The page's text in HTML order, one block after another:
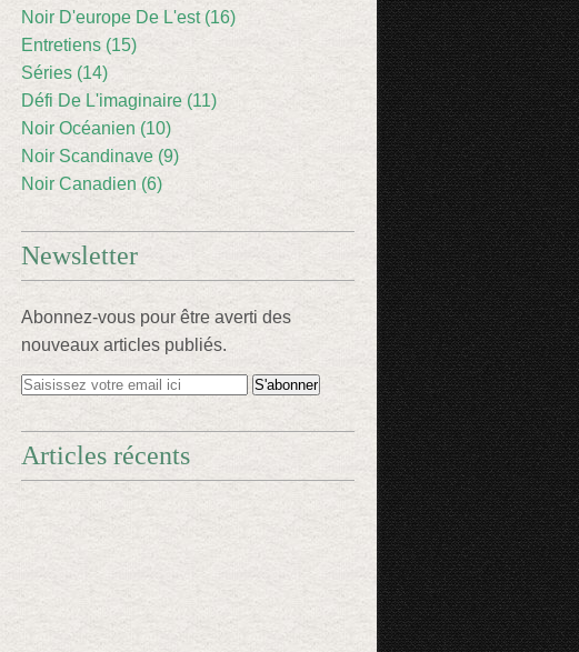
Noir D'europe De L'est (16)
Entretiens (15)
Séries (14)
Défi De L'imaginaire (11)
Noir Océanien (10)
Noir Scandinave (9)
Noir Canadien (6)
Newsletter
Abonnez-vous pour être averti des
nouveaux articles publiés.
Articles récents